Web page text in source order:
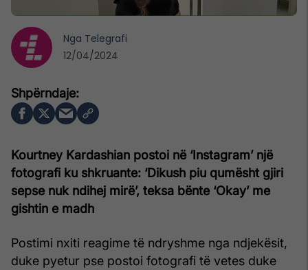
Kourtney Kardashian postoi në ‘Instagram’ një
fotografi ku shkruante: ‘Dikush piu qumësht gjiri
sepse nuk ndihej mirë’, teksa bënte ‘Okay’ me
gishtin e madh
Postimi nxiti reagime të ndryshme nga ndjekësit,
duke pyetur pse postoi fotografi të vetes duke
Nga Telegrafi
12/04/2024